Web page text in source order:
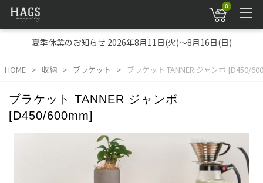
0
夏季休業のお知らせ 2026年8月11日(火)～8月16日(日)
HOME 収納 ブラケット ブラケット TANNER ジャンボ [D450/
ブラケット TANNER ジャンボ
[D450/600mm]